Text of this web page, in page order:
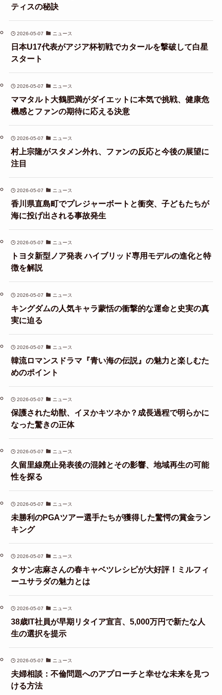
ティスの秘訣
2026-05-07 ニュース
日本U17代表がアジア杯初戦でカタールを撃破して白星
スタート
2026-05-07 ニュース
ママタルト大鶴肥満がダイエットに本気で挑戦、健康危
機感とファンの期待に応える決意
2026-05-07 ニュース
村上宗隆がスタメン外れ、ファンの反応と今後の展望に
注目
2026-05-07 ニュース
香川県直島町でプレジャーボートと衝突、子どもたちが
海に投げ出される事故発生
2026-05-07 ニュース
トヨタ新型ノア発表 ハイブリッド専用モデルの進化と特
徴を解説
2026-05-07 ニュース
キングダムの人気キャラ蒙恬の衝撃的な運命と史実の真
実に迫る
2026-05-07 ニュース
韓流ロマンスドラマ『青い海の伝説』の魅力と楽しむた
めのポイント
2026-05-07 ニュース
保護された幼獣、イヌかキツネか？成長過程で明らかに
なった驚きの正体
2026-05-07 ニュース
久留里線廃止発表後の混雑とその影響、地域再生の可能
性を探る
2026-05-07 ニュース
未勝利のPGAツアー選手たちが獲得した驚愕の賞金ラン
キング
2026-05-07 ニュース
タサン志麻さんの春キャベツレシピが大好評！ミルフィ
ーユサラダの魅力とは
2026-05-07 ニュース
38歳IT社員が早期リタイア宣言、5,000万円で新たな人
生の選択を提示
2026-05-07 ニュース
夫婦相談：不倫問題へのアプローチと幸せな未来を見つ
ける方法